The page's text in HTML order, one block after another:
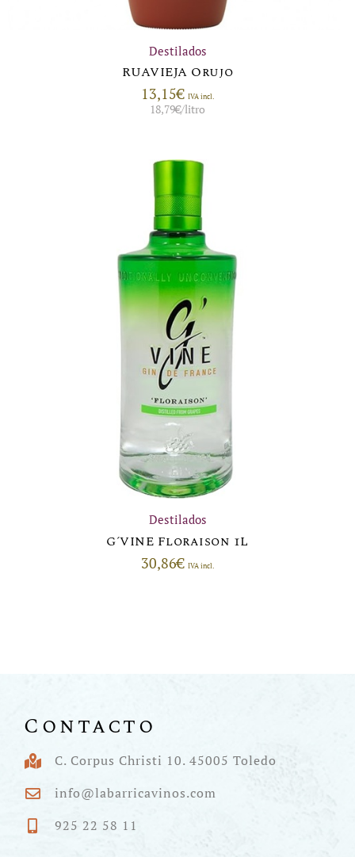
Destilados
RUAVIEJA Orujo
13,15€ IVA incl.
18,79€/litro
Destilados
G´VINE Floraison 1L
30,86€ IVA incl.
Contacto
C. Corpus Christi 10. 45005 Toledo
info@labarricavinos.com
925 22 58 11